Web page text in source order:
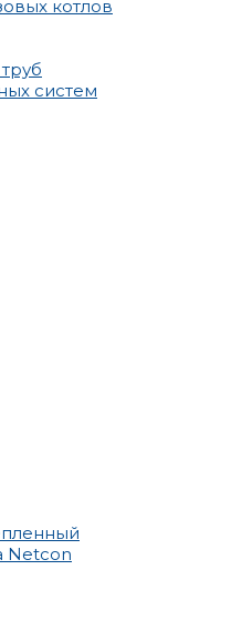
котлов
систем
Netcon